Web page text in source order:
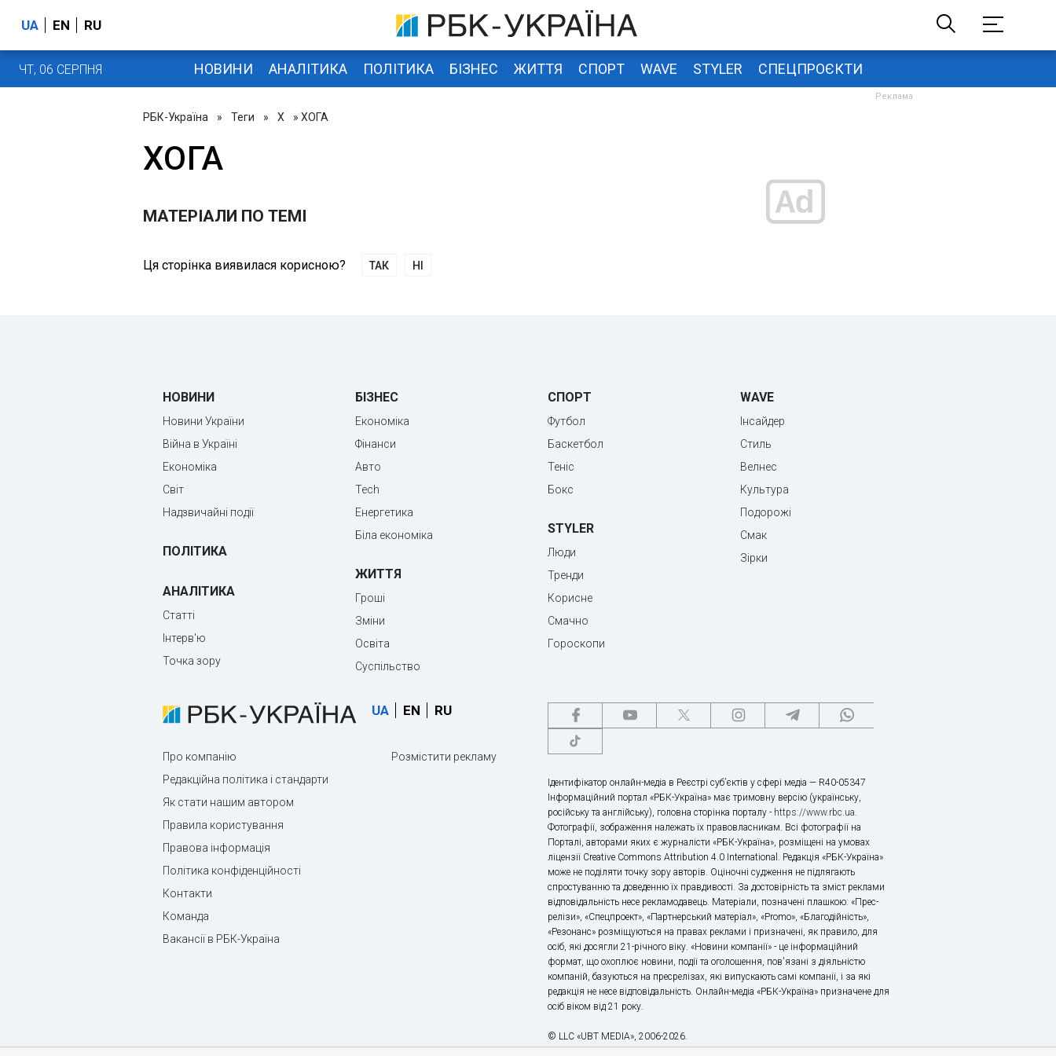
UA EN RU
ЧТ, 06 СЕРПНЯ НОВИНИ АНАЛІТИКА ПОЛІТИКА БІЗНЕС ЖИТТЯ СПОРТ WAVE STYLER СПЕЦПРОЄКТИ
РБК-Україна » Теги » Х » ХОГА
ХОГА
МАТЕРІАЛИ ПО ТЕМІ
Ця сторінка виявилася корисною? ТАК НІ
НОВИНИ
Новини України
Війна в Україні
Економіка
Світ
Надзвичайні події
ПОЛІТИКА
АНАЛІТИКА
Статті
Інтерв'ю
Точка зору
БІЗНЕС
Економіка
Фінанси
Авто
Tech
Енергетика
Біла економіка
ЖИТТЯ
Гроші
Зміни
Освіта
Суспільство
СПОРТ
Футбол
Баскетбол
Теніс
Бокс
STYLER
Люди
Тренди
Корисне
Смачно
Гороскопи
WAVE
Інсайдер
Стиль
Велнес
Культура
Подорожі
Смак
Зірки
UA EN RU
Про компанію
Редакційна політика і стандарти
Як стати нашим автором
Правила користування
Правова інформація
Політика конфіденційності
Контакти
Команда
Вакансії в РБК-Україна
Розмістити рекламу
Ідентифікатор онлайн-медіа в Реєстрі суб’єктів у сфері медіа — R40-05347
Інформаційний портал «РБК-Україна» має тримовну версію (українську,
російську та англійську), головна сторінка порталу - https://www.rbc.ua.
Фотографії, зображення належать їх правовласникам. Всі фотографії на
Порталі, авторами яких є журналісти «РБК-Україна», розміщені на умовах
ліцензії Creative Commons Attribution 4.0 International. Редакція «РБК-Україна»
може не поділяти точку зору авторів. Оціночні судження не підлягають
спростуванню та доведенню їх правдивості. За достовірність та зміст реклами
відповідальність несе рекламодавець. Матеріали, позначені плашкою: «Прес-
релізи», «Спецпроект», «Партнерський матеріал», «Promo», «Благодійність»,
«Резонанс» розміщуються на правах реклами і призначені, як правило, для
осіб, які досягли 21-річного віку. «Новини компанії» - це інформаційний
формат, що охоплює новини, події та оголошення, пов'язані з діяльністю
компаній, базуються на пресрелізах, які випускають самі компанії, і за які
редакція не несе відповідальність. Онлайн-медіа «РБК-Україна» призначене для
осіб віком від 21 року.
© LLC «UBT MEDIA», 2006-2026.